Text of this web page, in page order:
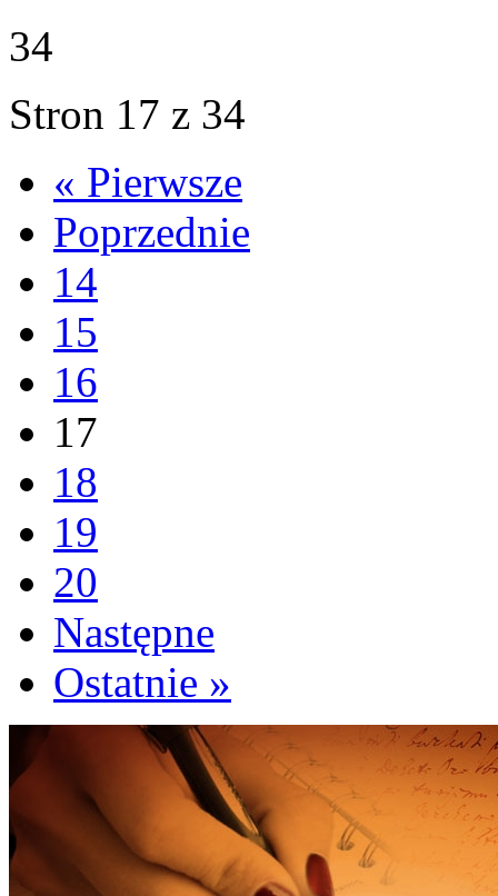
34
Stron 17 z 34
« Pierwsze
Poprzednie
14
15
16
17
18
19
20
Następne
Ostatnie »